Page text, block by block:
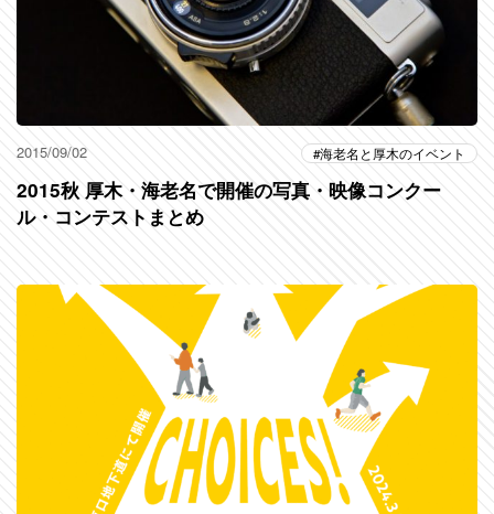
2015/09/02 海老名と厚木のイベント
2015秋 厚木・海老名で開催の写真・映像コンクー
ル・コンテストまとめ